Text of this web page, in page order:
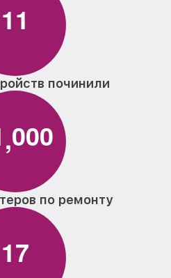
Irbis
Irbis
Irbis
телевизора
Irbis от 1800₽
Irbis
Дисплей
11
починили
,000
по ремонту
17